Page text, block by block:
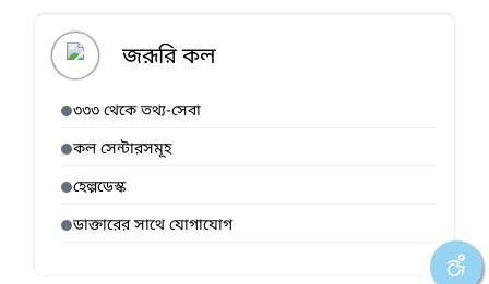
জরূরি কল
৩৩৩ থেকে তথ্য-সেবা
কল সেন্টারসমূহ
হেল্পডেস্ক
ডাক্তারের সাথে যোগাযোগ